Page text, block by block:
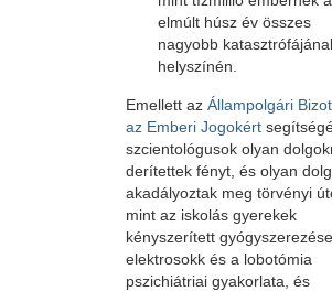
elmúlt húsz év összes
nagyobb
helyszínén.
Emellett az Állampolgári
az Emberi Jogokért
szcientológusok olyan
derítettek fényt, és olyan
akadályoztak meg törvényi
mint az iskolás gyerekek
kényszerített
elektrosokk és a lobotómia
pszichiátriai gyakorlata, és